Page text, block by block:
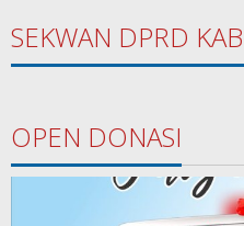
SEKWAN DPRD
OPEN DONASI